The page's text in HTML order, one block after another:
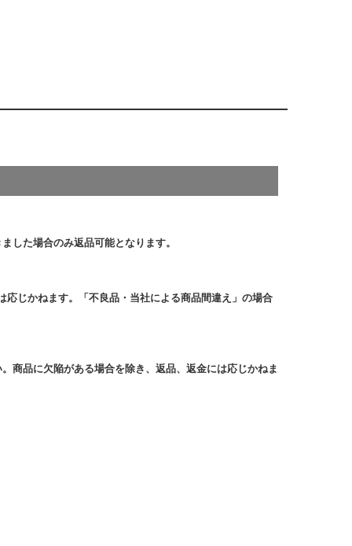
した場合のみ返品可能となります。
応じかねます。「不良品・当社による商品間違え」の場合
商品に欠陥がある場合を除き、返品、返金には応じかねま